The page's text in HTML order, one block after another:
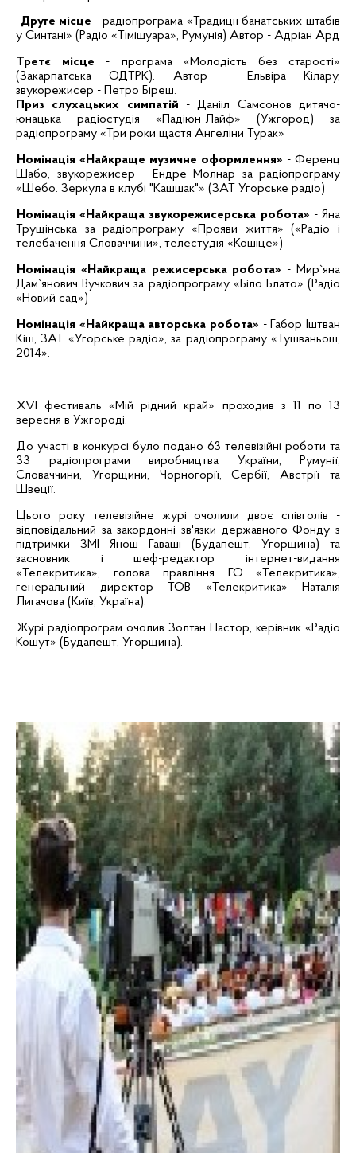
Друге місце - радіопрограма «Традиціїбанатських штабів
у Синтані» (Радіо « Тімішуара», Румунія) Автор - Адріан Ард
Третє місце
- програма «Молодість без старості»
(Закарпатська ОДТРК). Автор - Ельвіра
Кілару,
звукорежисер - Петро Біреш.
Приз слухацьких симпатій
-Данііл Самсонов дитячо-
юнацька радіостудія « Падіюн-Лайф» (Ужгород) за
радіопрограму «Три роки щастя Ангеліни
Турак»
Номінація «Найкраще музичне оформлення» - Ференц
Шабо, звукорежисер - Ендре Молнар за радіопрограму
«Шебо. Зеркула в клубі "Кашшак"» (ЗАТ Угорське радіо)
Номінація «Найкращазвукорежисерська робота» - Яна
Трущінська за радіопрограму «Прояви життя» («Радіо і
телебачення Словаччини», телестудія «Кошіце»)
Номінація «Найкраща режисерська робота» - Mир`яна
Дам`янович Вучкович за радіопрограму «Біло Блато» (Радіо
«Новий сад»)
Номінація «Найкраща авторська робота» - Габор Іштван
Кіш, ЗАТ «Угорське радіо», за радіопрограму « Тушваньош,
2014».
XVІ фестиваль «Мій рідний край» проходив з 11 по 13
вересня в Ужгороді.
До участі в конкурсі було подано 63 телевізійні роботи та
33 радіопрограми виробництва України, Румунії,
Словаччини, Угорщини, Чорногорії, Сербії, Австрії та
Швеції.
Цього року телевізійне журі очолили двоє співголів -
відповідальний за закордонні зв'язки державного Фонду з
підтримки ЗМІ Янош Гаваші (Будапешт, Угорщина) та
засновник і шеф-редактор інтернет-видання
«Телекритика», голова правління
ГО «Телекритика»,
генеральний директор ТОВ «Телекритика»
Наталія
Лигачова (Київ, Україна).
Журі радіопрограм очолив Золтан Пастор, керівник «Радіо
Кошут» (Будапешт, Угорщина).